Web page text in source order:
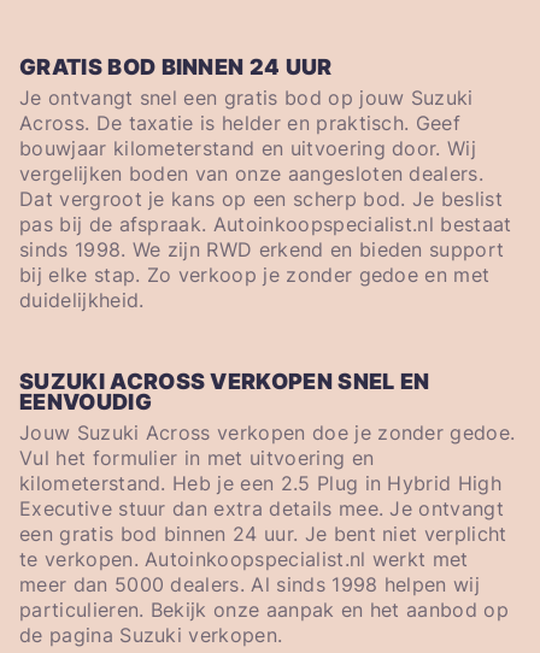
GRATIS BOD BINNEN 24 UUR
Je ontvangt snel een gratis bod op jouw Suzuki
Across. De taxatie is helder en praktisch. Geef
bouwjaar kilometerstand en uitvoering door. Wij
vergelijken boden van onze aangesloten dealers.
Dat vergroot je kans op een scherp bod. Je beslist
pas bij de afspraak. Autoinkoopspecialist.nl bestaat
sinds 1998. We zijn RWD erkend en bieden support
bij elke stap. Zo verkoop je zonder gedoe en met
duidelijkheid.
SUZUKI ACROSS VERKOPEN SNEL EN
EENVOUDIG
Jouw Suzuki Across verkopen doe je zonder gedoe.
Vul het formulier in met uitvoering en
kilometerstand. Heb je een 2.5 Plug in Hybrid High
Executive stuur dan extra details mee. Je ontvangt
een gratis bod binnen 24 uur. Je bent niet verplicht
te verkopen. Autoinkoopspecialist.nl werkt met
meer dan 5000 dealers. Al sinds 1998 helpen wij
particulieren. Bekijk onze aanpak en het aanbod op
de pagina Suzuki verkopen.